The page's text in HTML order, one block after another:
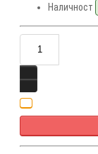
Наличност